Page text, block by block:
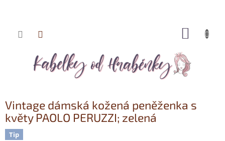
Přejít
Vintage dámská kožená peněženka s
květy PAOLO PERUZZI; zelená
Tip